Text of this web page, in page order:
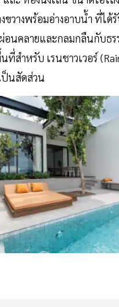
ขวางพร้อมอ่างอาบน้ำ ที่ได้
นคลายและกลมกลืนกับธร
สำหรับ เรนชาวเวอร์
ป็นสัดส่วน